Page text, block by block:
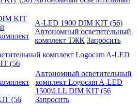
A-LED 1900 DIM KIT (56)
Автономный осветительный
комплект ТЖК Запросить
комплект Logocam A-LED
(56
Автономный осветительный
комплект Logocam A-LED
1500\LLL DIM KIT (56
Запросить